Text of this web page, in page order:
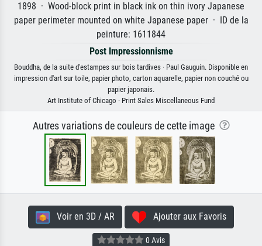
1898 · Wood-block print in black ink on thin ivory Japanese
paper perimeter mounted on white Japanese paper · ID de la
peinture: 1611844
Post Impressionnisme
Bouddha, de la suite d'estampes sur bois tardives · Paul Gauguin. Disponible en
impression d'art sur toile, papier photo, carton aquarelle, papier non couché ou
papier japonais.
Art Institute of Chicago · Print Sales Miscellaneous Fund
Autres variations de couleurs de cette image
Voir en 3D / AR Ajouter aux Favoris
0 Avis